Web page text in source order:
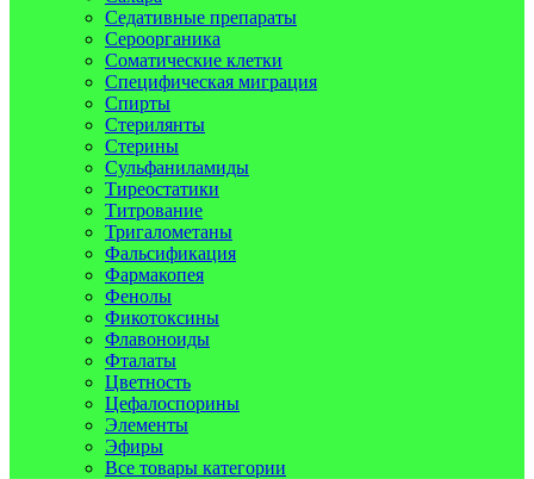
Седативные препараты
Сероорганика
Соматические клетки
Специфическая миграция
Спирты
Стерилянты
Стерины
Сульфаниламиды
Тиреостатики
Титрование
Тригалометаны
Фальсификация
Фармакопея
Фенолы
Фикотоксины
Флавоноиды
Фталаты
Цветность
Цефалоспорины
Элементы
Эфиры
Все товары категории